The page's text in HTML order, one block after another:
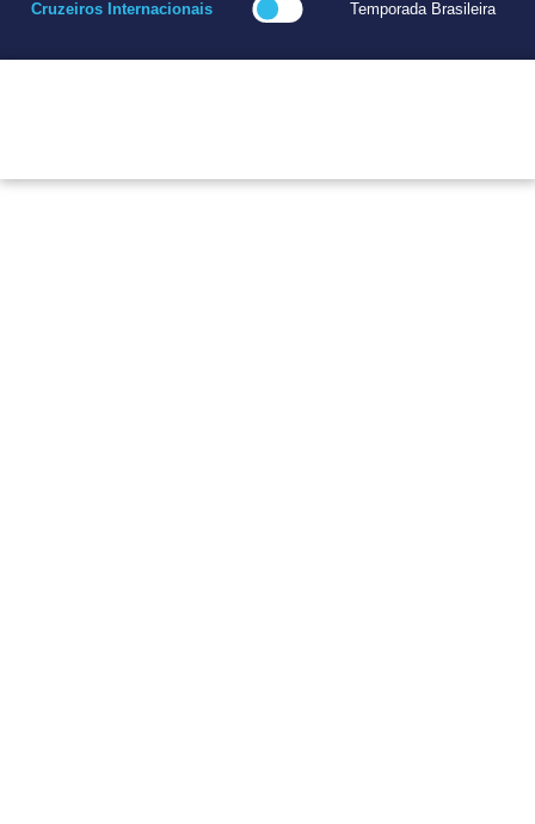
Cruzeiros Internacionais Temporada Brasileira